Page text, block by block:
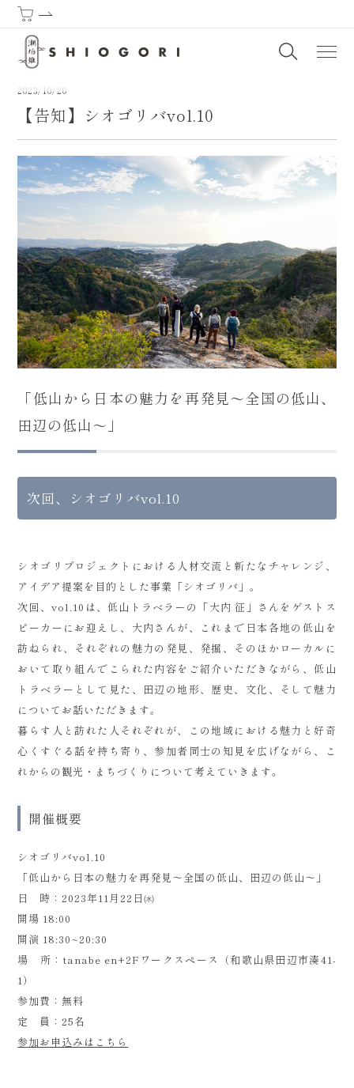
潮垢離からはじまる熊野古道 | SHIOGORI (Purification by the
2023/10/20
【告知】シオゴリバvol.10
「低山から日本の魅力を再発見～全国の低山、
田辺の低山～」
次回、シオゴリバvol.10
シオゴリプロジェクトにおける人材交流と新たなチャレンジ、
アイデア提案を目的とした事業「シオゴリバ」。
次回、vol.10は、低山トラベラーの「大内 征」さんをゲストス
ピーカーにお迎えし、大内さんが、これまで日本各地の低山を
訪ねられ、それぞれの魅力の発見、発掘、そのほかローカルに
おいて取り組んでこられた内容をご紹介いただきながら、低山
トラベラーとして見た、田辺の地形、歴史、文化、そして魅力
についてお話いただきます。
暮らす人と訪れた人それぞれが、この地域における魅力と好奇
心くすぐる話を持ち寄り、参加者同士の知見を広げながら、こ
れからの観光・まちづくりについて考えていきます。
開催概要
シオゴリバvol.10
「低山から日本の魅力を再発見～全国の低山、田辺の低山～」
日 時：2023年11月22日㈬
開場 18:00
開演 18:30~20:30
場 所：tanabe en+2Fワークスペース（和歌山県田辺市湊41-
1）
参加費：無料
定 員：25名
参加お申込みはこちら